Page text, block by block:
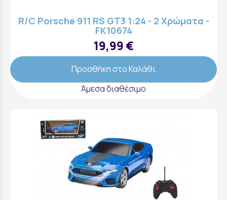
R/C Porsche 911 RS GT3 1:24 - 2 Xρώματα -
FK10674
19,99 €
Προσθήκη στο Καλάθι
Άμεσα διαθέσιμο